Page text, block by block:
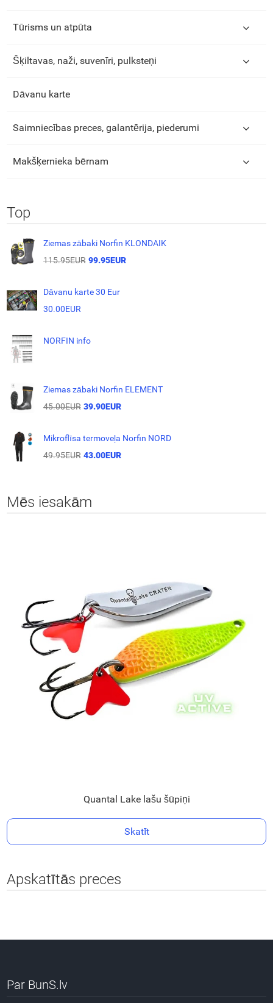
Tūrisms un atpūta
Šķiltavas, naži, suvenīri, pulksteņi
Dāvanu karte
Saimniecības preces, galantērija, piederumi
Makšķernieka bērnam
Top
Ziemas zābaki Norfin KLONDAIK
115.95EUR 99.95EUR
Dāvanu karte 30 Eur
30.00EUR
NORFIN info
Ziemas zābaki Norfin ELEMENT
45.00EUR 39.90EUR
Mikroflīsa termoveļa Norfin NORD
49.95EUR 43.00EUR
Mēs iesakām
Quantal Lake lašu šūpiņi
Skatīt
Apskatītās preces
Par BunS.lv